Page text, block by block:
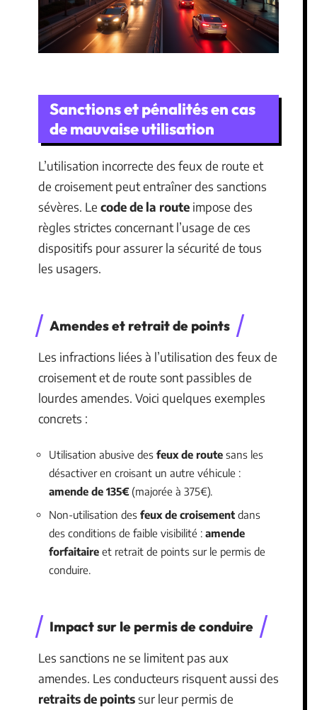
Sanctions et pénalités en cas
de mauvaise utilisation
L’utilisation incorrecte des feux de route et
de croisement peut entraîner des sanctions
sévères. Le code de la route impose des
règles strictes concernant l’usage de ces
dispositifs pour assurer la sécurité de tous
les usagers.
Amendes et retrait de points
Les infractions liées à l’utilisation des feux de
croisement et de route sont passibles de
lourdes amendes. Voici quelques exemples
concrets :
Utilisation abusive des feux de route sans les
désactiver en croisant un autre véhicule :
amende de 135€(majorée à 375€).
Non-utilisation des feux de croisement dans
des conditions de faible visibilité : amende
forfaitaire et retrait de points sur le permis de
conduire.
Impact sur le permis de conduire
Les sanctions ne se limitent pas aux
amendes. Les conducteurs risquent aussi des
retraits de pointssur leur permis de